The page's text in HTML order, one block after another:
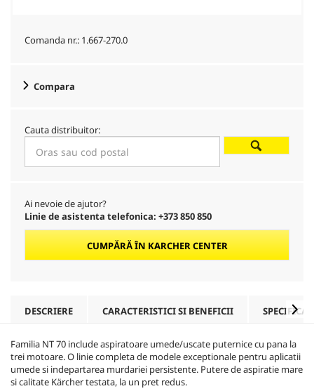
Comanda nr.: 1.667-270.0
Compara
Cauta distribuitor:
Ai nevoie de ajutor?
Linie de asistenta telefonica: +373 850 850
CUMPĂRĂ ÎN KARCHER CENTER
DESCRIERE CARACTERISTICI SI BENEFICII
Familia NT 70 include aspiratoare umede/uscate puternice cu pana la
trei motoare. O linie completa de modele exceptionale pentru aplicatii
umede si indepartarea murdariei persistente. Putere de aspiratie mare
si calitate Kärcher testata, la un pret redus.